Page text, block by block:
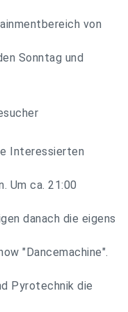
von
Sonntag und
Interessierten
Um ca. 21:00
danach die eigens
"Dancemachine".
Pyrotechnik die